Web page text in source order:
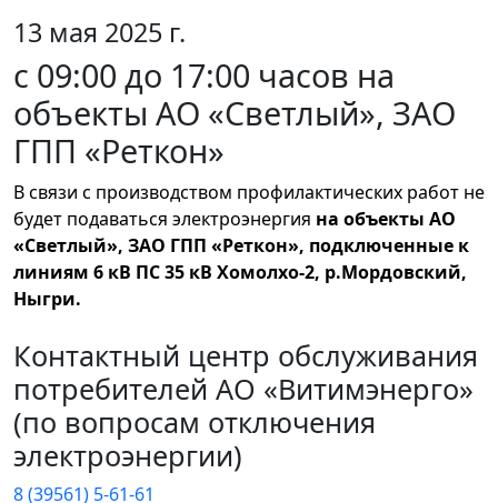
13 мая 2025 г.
с 09:00 до 17:00 часов на
объекты АО «Светлый», ЗАО
ГПП «Реткон»
В связи с производством профилактических работ не
будет подаваться электроэнергия на объекты АО
«Светлый», ЗАО ГПП «Реткон», подключенные к
линиям 6 кВ ПС 35 кВ Хомолхо-2, р.Мордовский,
Ныгри.
Контактный центр обслуживания
потребителей АО «Витимэнерго»
(по вопросам отключения
электроэнергии)
8 (39561) 5-61-61